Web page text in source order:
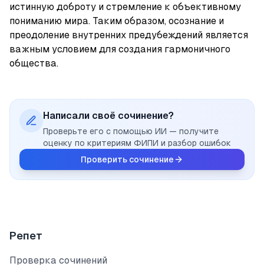
истинную доброту и стремление к объективному
пониманию мира. Таким образом, осознание и
преодоление внутренних предубеждений является
важным условием для создания гармоничного
общества.
Написали своё сочинение?
Проверьте его с помощью ИИ — получите
оценку по критериям ФИПИ и разбор ошибок
Проверить сочинение
Репет
Проверка сочинений